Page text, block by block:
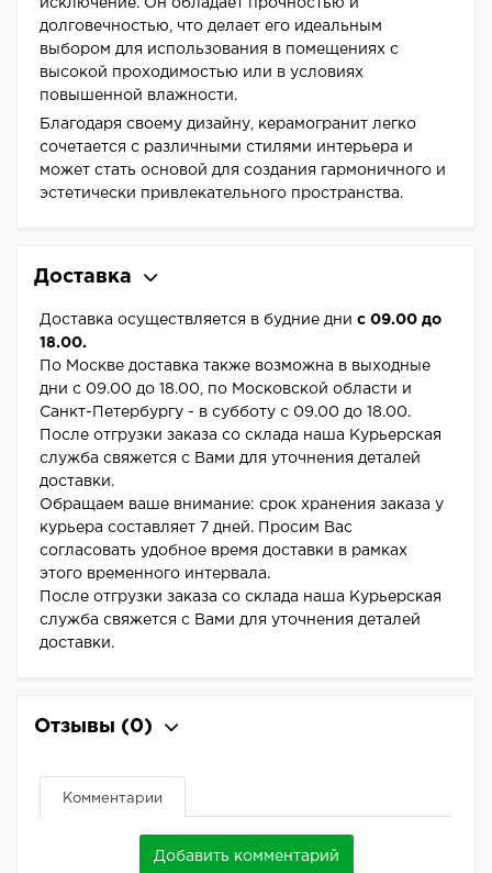
исключение. Он обладает прочностью и
долговечностью, что делает его идеальным
выбором для использования в помещениях с
высокой проходимостью или в условиях
повышенной влажности.
Благодаря своему дизайну, керамогранит легко
сочетается с различными стилями интерьера и
может стать основой для создания гармоничного и
эстетически привлекательного пространства.
Доставка
Доставка осуществляется в будние дни с 09.00 до
18.00.
По Москве доставка также возможна в выходные
дни с 09.00 до 18.00, по Московской области и
Санкт-Петербургу - в субботу с 09.00 до 18.00.
После отгрузки заказа со склада наша Курьерская
служба свяжется с Вами для уточнения деталей
доставки.
Обращаем ваше внимание: срок хранения заказа у
курьера составляет 7 дней. Просим Вас
согласовать удобное время доставки в рамках
этого временного интервала.
После отгрузки заказа со склада наша Курьерская
служба свяжется с Вами для уточнения деталей
доставки.
Отзывы (0)
Комментарии
Добавить комментарий